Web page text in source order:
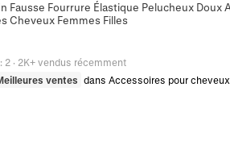
Fausse Fourrure Élastique Pelucheux Doux
Cheveux Femmes Filles
: 2 · 2K+ vendus récemment
ventes dans Accessoires pour cheveux